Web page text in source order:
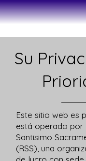
Su
Este sitio web es
está operado por
Santisimo
(RSS), una